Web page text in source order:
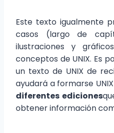
Este texto igualmente
casos (largo de
ilustraciones y
conceptos de UNIX. Es
un texto de UNIX de
ayudará a formarse
diferentes ediciones
obtener información